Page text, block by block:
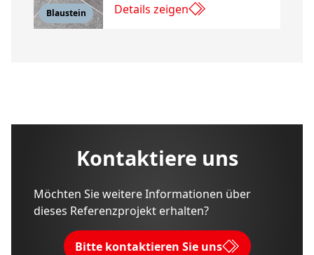
Blaustein Details zeigen
Kontaktiere uns
Möchten Sie weitere Informationen über
dieses Referenzprojekt erhalten?
Bitte kontaktieren Sie uns